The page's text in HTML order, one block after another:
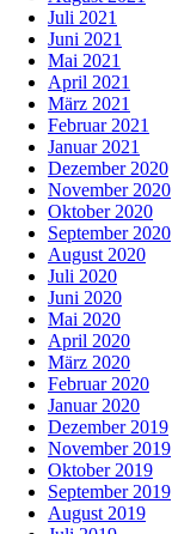
Juli 2021
Juni 2021
Mai 2021
April 2021
März 2021
Februar 2021
Januar 2021
Dezember 2020
November 2020
Oktober 2020
September 2020
August 2020
Juli 2020
Juni 2020
Mai 2020
April 2020
März 2020
Februar 2020
Januar 2020
Dezember 2019
November 2019
Oktober 2019
September 2019
August 2019